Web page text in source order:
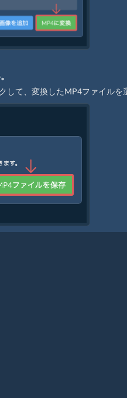
て、変換したMP4ファイルを